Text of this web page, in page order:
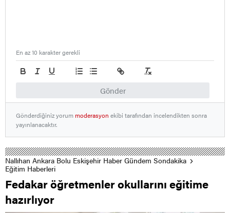
Gönder
En az 10 karakter gerekli
Gönderdiğiniz yorummoderasyon ekibi tarafından incelendikten sonra
yayınlanacaktır.
Nallıhan Ankara Bolu Eskişehir Haber Gündem Sondakika
Eğitim Haberleri
Fedakar öğretmenler okullarını eğitime
hazırlıyor